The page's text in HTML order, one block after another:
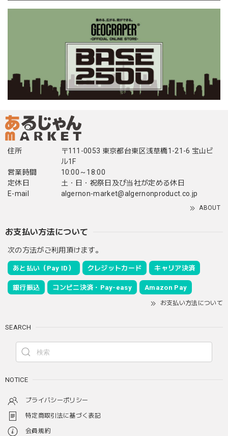
住所
〒111-0053 東京都台東区浅草橋1-21-6 宝山ビ
ル1F
営業時間
10:00～18:00
定休日
土・日・祝祭日及び当社が定める休日
E-mail
algernon-market@algernonproduct.co.jp
ABOUT
お支払い方法について
次の方法がご利用頂けます。
あと払い（Pay ID） クレジットカード キャリア決済
銀行振込 コンビニ決済・Pay-easy Amazon Pay
お支払い方法について
SEARCH
NOTICE
プライバシーポリシー
特定商取引法に基づく表記
会員規約